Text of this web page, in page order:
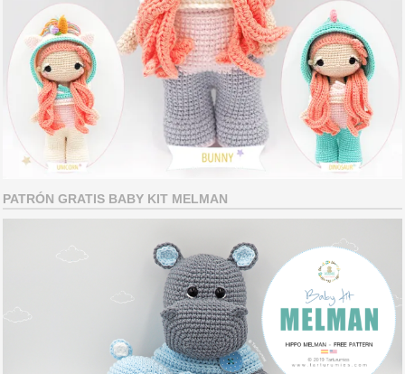
PATRÓN GRATIS BABY KIT MELMAN